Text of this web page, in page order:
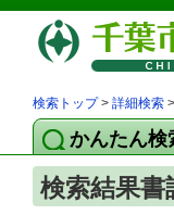
検索トップ> 詳細検索 >
かんたん検
検索結果書